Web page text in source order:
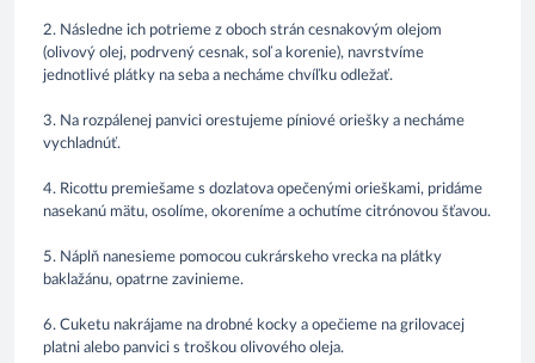
2. Následne ich potrieme z oboch strán cesnakovým olejom
(olivový olej, podrvený cesnak, soľ a korenie), navrstvíme
jednotlivé plátky na seba a necháme chvíľku odležať.
3. Na rozpálenej panvici orestujeme píniové oriešky a necháme
vychladnúť.
4. Ricottu premiešame s dozlatova opečenými orieškami, pridáme
nasekanú mätu, osolíme, okoreníme a ochutíme citrónovou šťavou.
5. Náplň nanesieme pomocou cukrárskeho vrecka na plátky
baklažánu, opatrne zavinieme.
6. Cuketu nakrájame na drobné kocky a opečieme na grilovacej
platni alebo panvici s troškou olivového oleja.